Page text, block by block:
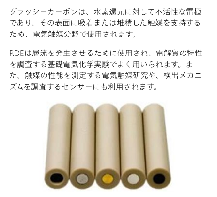
グラッシーカーボンは、水素還元に対して不活性な電極
であり、その表面に吸着または堆積した触媒を支持する
ため、電気触媒分野で使用されます。
RDEは層流を発生させるために使用され、電解質の特性
を調査する基礎電気化学実験でよく用いられます。ま
た、触媒の性能を測定する電気触媒研究や、検出メカニ
ズムを調査するセンサーにも利用されます。